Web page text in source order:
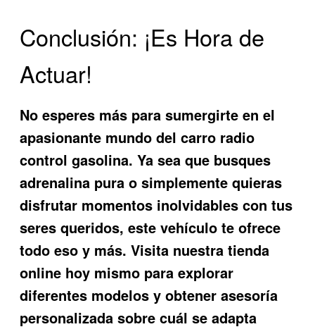
Conclusión: ¡Es Hora de
Actuar!
No esperes más para sumergirte en el
apasionante mundo del carro radio
control gasolina. Ya sea que busques
adrenalina pura o simplemente quieras
disfrutar momentos inolvidables con tus
seres queridos, este vehículo te ofrece
todo eso y más. Visita nuestra tienda
online hoy mismo para explorar
diferentes modelos y obtener asesoría
personalizada sobre cuál se adapta